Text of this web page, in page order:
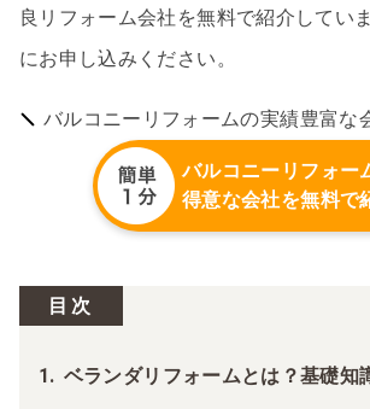
良リフォーム会社を無料で紹介してい
にお申し込みください。
バルコニーリフォームの実績豊富な
バルコニーリフォー
得意な会社を無料で
目次
ベランダリフォームとは？基礎知